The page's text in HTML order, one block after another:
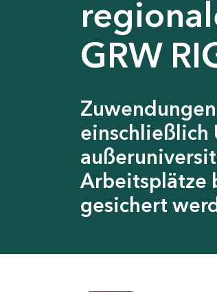
GRW
einschließlich
Arbeitsplätze
gesichert